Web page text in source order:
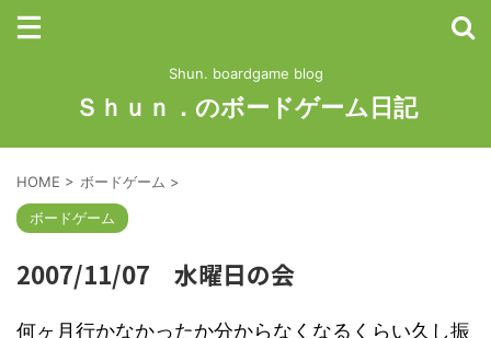
Shun. boardgame blog
Ｓｈｕｎ．のボードゲーム日記
HOME > ボードゲーム >
ボードゲーム
2007/11/07 水曜日の会
何ヶ月行かなかったか分からなくなるくらい久し振